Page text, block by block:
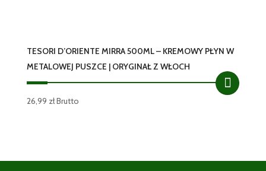
TESORI D’ORIENTE MIRRA 500ML – KREMOWY PŁYN W
METALOWEJ PUSZCE | ORYGINAŁ Z WŁOCH
26,99 złBrutto